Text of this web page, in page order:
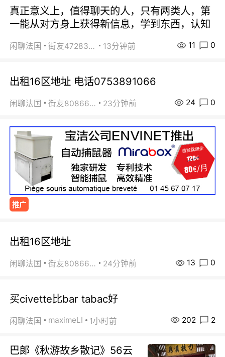
真正意义上，值得聊天的人，只有两类人，第
一能从对方身上获得新信息，学到东西，认知
闲聊法国 街友472838572 13分钟前 11 0
出租16区地址 电话0753891066
闲聊法国 街友80866802 23分钟前 24 0
推广
出租16区地址
闲聊法国 街友80866802 24分钟前 13 0
买civette比bar tabac好
闲聊法国 maximeLI 1小时前 202 2
巴郞《秋游故乡散记》56云